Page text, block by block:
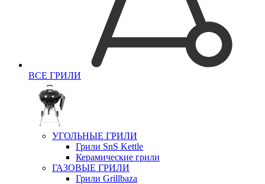
ВСЕ ГРИЛИ
УГОЛЬНЫЕ ГРИЛИ
Грили SnS Kettle
Керамические грили
ГАЗОВЫЕ ГРИЛИ
Грили Grillbaza